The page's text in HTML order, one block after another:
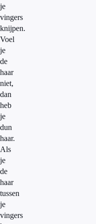
je
vingers
knijpen.
Voel
je
de
haar
niet,
dan
heb
je
dun
haar.
Als
je
de
haar
tussen
je
vingers